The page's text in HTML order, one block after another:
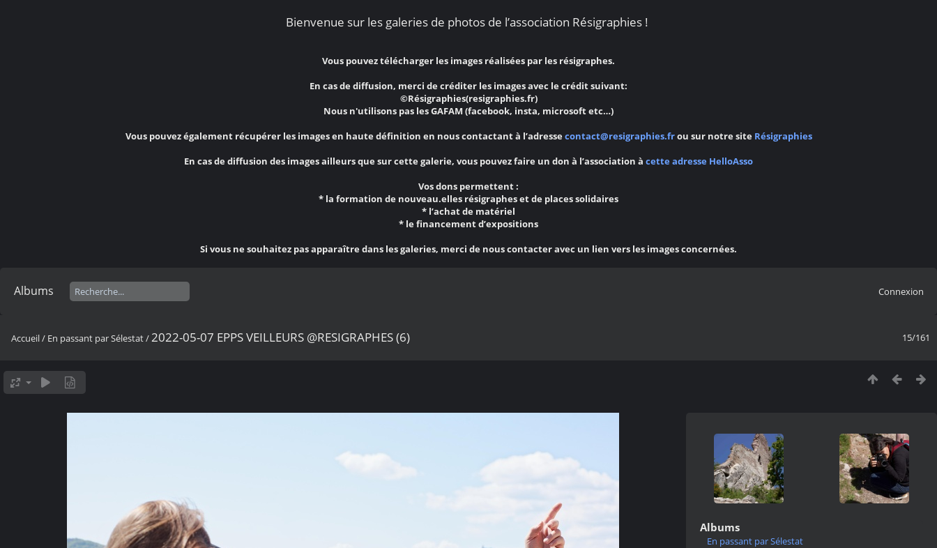
Bienvenue sur les galeries de photos de l’association Résigraphies !
Vous pouvez télécharger les images réalisées par les résigraphes.
En cas de diffusion, merci de créditer les images avec le crédit suivant:
©Résigraphies(resigraphies.fr)
Nous n'utilisons pas les GAFAM (facebook, insta, microsoft etc…)
Vous pouvez également récupérer les images en haute définition en nous contactant à l’adresse contact@resigraphies.frou sur notre site Résigraphies
En cas de diffusion des images ailleurs que sur cette galerie, vous pouvez faire un don à l’association à cette adresse HelloAsso
Vos dons permettent :
* la formation de nouveau.elles résigraphes et de places solidaires
* l’achat de matériel
* le financement d’expositions
Si vous ne souhaitez pas apparaître dans les galeries, merci de nous contacter avec un lien vers les images concernées.
Albums Connexion
15/161
Accueil/ En passant par Sélestat/ 2022-05-07 EPPS VEILLEURS @RESIGRAPHES (6)
Albums
En passant par Sélestat